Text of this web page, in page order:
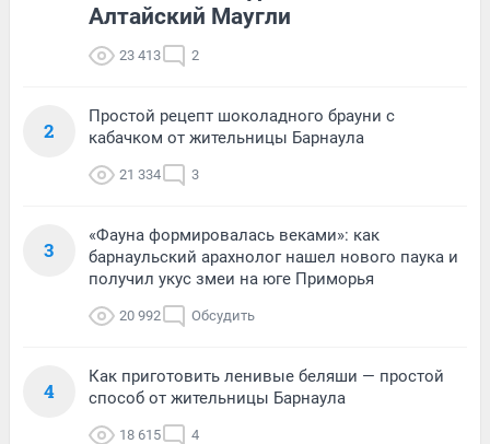
Алтайский Маугли
23 413 2
2
Простой рецепт шоколадного брауни с
кабачком от жительницы Барнаула
21 334 3
3
«Фауна формировалась веками»: как
барнаульский арахнолог нашел нового паука и
получил укус змеи на юге Приморья
20 992 Обсудить
4
Как приготовить ленивые беляши — простой
способ от жительницы Барнаула
18 615 4